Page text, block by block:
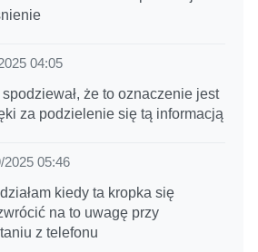
04:05
że to oznaczenie jest
za podzielenie się tą informacją
2025 05:46
kiedy ta kropka się
na to uwagę przy
z telefonu